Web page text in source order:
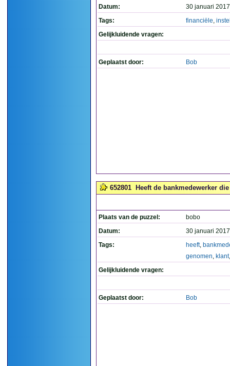
Datum:
30 januari
Tags:
financiële,
Gelijkluidende vragen:
Geplaatst door: Bob
652801 Heeft de bankmedewerker
Plaats van de puzzel:
bobo
Datum:
30 januari
Tags:
heeft,
genomen, klant
Gelijkluidende vragen:
Geplaatst door: Bob